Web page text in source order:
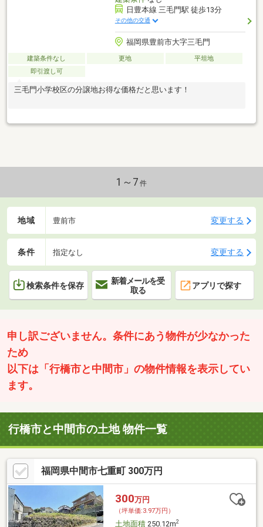
日豊本線 三毛門駅 徒歩13分
その他の交通
福岡県豊前市大字三毛門
建築条件なし 更地
平坦地
即引渡し可
三毛門小学校区の分譲地お得な価格だと思います！
1～7 件
地域 豊前市 変更する
条件 指定なし 変更する
検索条件を保存
新着メールを受
取る
アプリで探す
申し訳ございません。条件にあう物件が少なかった
ため
以下は「行橋市と中間市」の物件情報を表示してい
ます。
行橋市と中間市の土地 物件一覧
福岡県中間市七重町 300万円
300万円
（坪単価:3.97万円）
土地面積250.12m2